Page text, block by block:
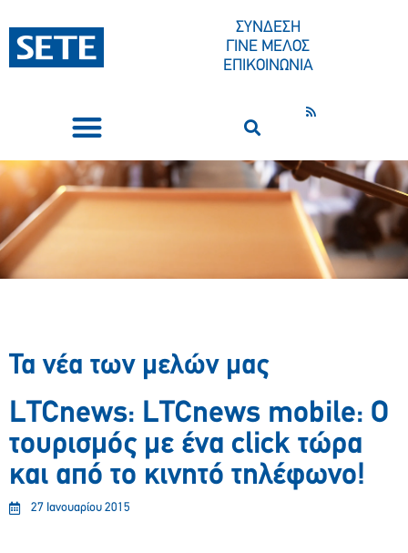
ΣΥΝΔΕΣΗ
ΓΙΝΕ ΜΕΛΟΣ
ΕΠΙΚΟΙΝΩΝΙΑ
Τα νέα των μελών μας
LTCnews: LTCnews mobile: Ο
τουρισμός με ένα click τώρα
και από το κινητό τηλέφωνο!
27 Ιανουαρίου 2015